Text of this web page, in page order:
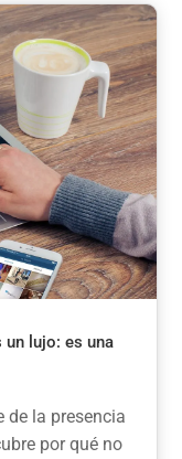
un lujo: es una
de la presencia
por qué no